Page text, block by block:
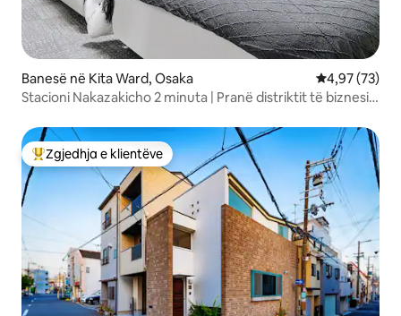
Banesë në Kita Ward, Osaka Vlerësimi
4,97 (73)
Stacioni Nakazakicho 2 minuta | Pranë distriktit të biznesit
Më të mirat e zgjedhjeve të klientëve
Zgjedhja e klientëve